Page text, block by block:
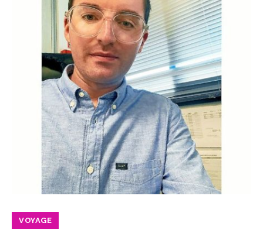
VOYAGE